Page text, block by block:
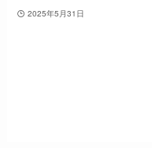
2025年5月31日